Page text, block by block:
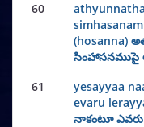
60
athyunnatha
(hosanna)
సింహాసనముపై
61
yesayyaa
evaru
నాకంటూ